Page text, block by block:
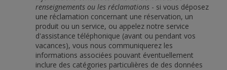
renseignements ou les réclamations - si vous déposez
une réclamation concernant une réservation, un
produit ou un service, ou appelez notre service
d'assistance téléphonique (avant ou pendant vos
vacances), vous nous communiquerez les
informations associées pouvant éventuellement
inclure des catégories particulières de des données